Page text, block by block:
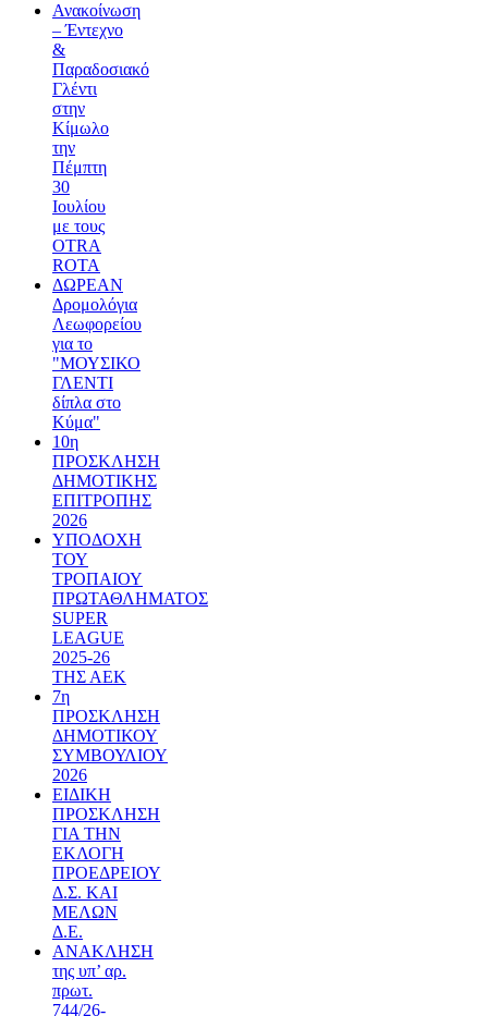
Ανακοίνωση
– Έντεχνο
&
Παραδοσιακό
Γλέντι
στην
Κίμωλο
την
Πέμπτη
30
Ιουλίου
με τους
OTRA
ROTA
ΔΩΡΕΑΝ
Δρομολόγια
Λεωφορείου
για το
"ΜΟΥΣΙΚΟ
ΓΛΕΝΤΙ
δίπλα στο
Κύμα"
10η
ΠΡΟΣΚΛΗΣΗ
ΔΗΜΟΤΙΚΗΣ
ΕΠΙΤΡΟΠΗΣ
2026
ΥΠΟΔΟΧΗ
ΤΟΥ
ΤΡΟΠΑΙΟΥ
ΠΡΩΤΑΘΛΗΜΑΤΟΣ
SUPER
LEAGUE
2025-26
ΤΗΣ ΑΕΚ
7η
ΠΡΟΣΚΛΗΣΗ
ΔΗΜΟΤΙΚΟΥ
ΣΥΜΒΟΥΛΙΟΥ
2026
ΕΙΔΙΚΗ
ΠΡΟΣΚΛΗΣΗ
ΓΙΑ ΤΗΝ
ΕΚΛΟΓΗ
ΠΡΟΕΔΡΕΙΟΥ
Δ.Σ. ΚΑΙ
ΜΕΛΩΝ
Δ.Ε.
ΑΝΑΚΛΗΣΗ
της υπ’ αρ.
πρωτ.
744/26-